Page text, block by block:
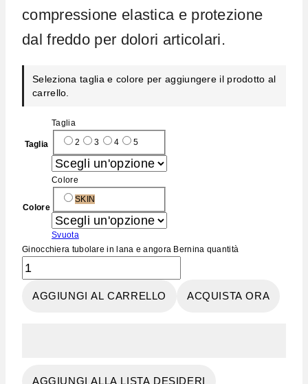
compressione elastica e protezione
dal freddo per dolori articolari.
Seleziona taglia e colore per aggiungere il prodotto al
carrello.
Taglia
Taglia
2 3 4 5
Colore
Colore
SKIN
Svuota
Ginocchiera tubolare in lana e angora Bernina quantità
AGGIUNGI AL CARRELLO ACQUISTA ORA
AGGIUNGI ALLA LISTA DESIDERI